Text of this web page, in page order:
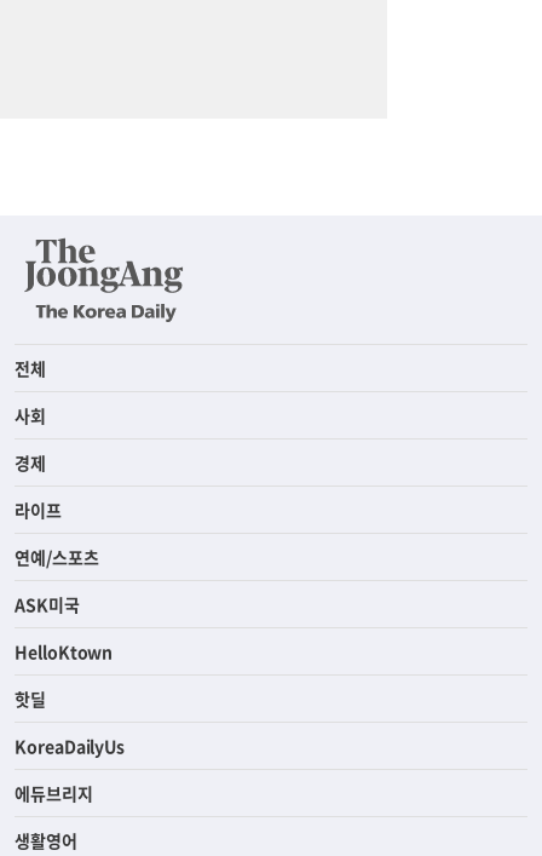
전체
사회
경제
라이프
연예/스포츠
ASK미국
HelloKtown
핫딜
KoreaDailyUs
에듀브리지
생활영어